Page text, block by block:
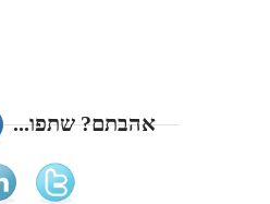
אהבתם? שתפו...